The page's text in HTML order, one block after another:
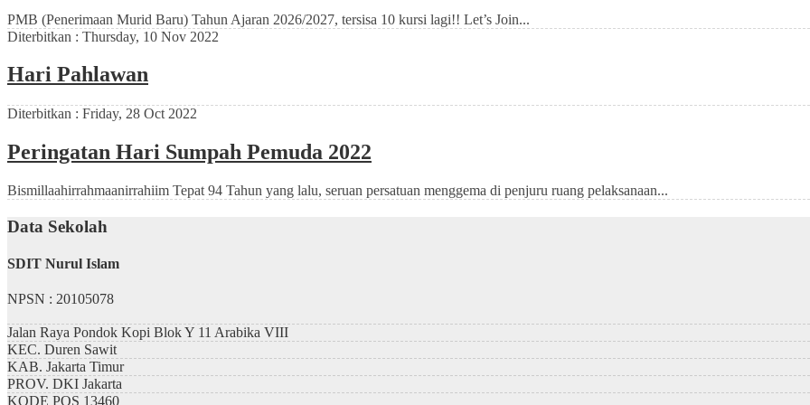
PMB (Penerimaan Murid Baru) Tahun Ajaran 2026/2027, tersisa 10 kursi lagi!! Let’s Join...
Diterbitkan : Thursday, 10 Nov 2022
Hari Pahlawan
Diterbitkan : Friday, 28 Oct 2022
Peringatan Hari Sumpah Pemuda 2022
Bismillaahirrahmaanirrahiim Tepat 94 Tahun yang lalu, seruan persatuan menggema di penjuru ruang pelaksanaan...
Data Sekolah
SDIT Nurul Islam
NPSN : 20105078
Jalan Raya Pondok Kopi Blok Y 11 Arabika VIII
KEC. Duren Sawit
KAB. Jakarta Timur
PROV. DKI Jakarta
KODE POS 13460